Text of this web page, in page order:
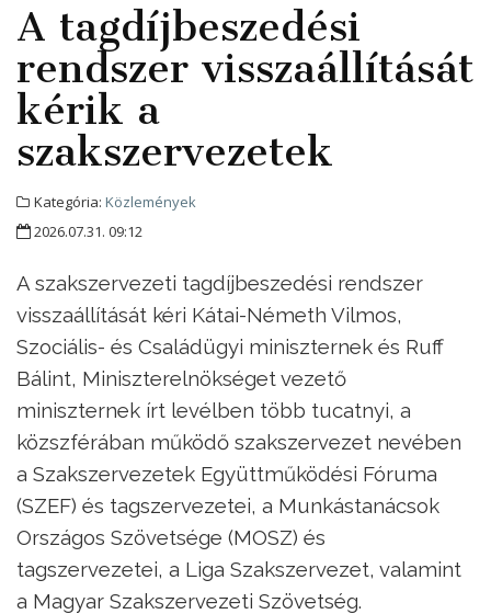
A tagdíjbeszedési
rendszer visszaállítását
kérik a
szakszervezetek
Kategória: Közlemények
2026.07.31. 09:12
A szakszervezeti tagdíjbeszedési rendszer
visszaállítását kéri Kátai-Németh Vilmos,
Szociális- és Családügyi miniszternek és Ruff
Bálint, Miniszterelnökséget vezető
miniszternek írt levélben több tucatnyi, a
közszférában működő szakszervezet nevében
a Szakszervezetek Együttműködési Fóruma
(SZEF) és tagszervezetei, a Munkástanácsok
Országos Szövetsége (MOSZ) és
tagszervezetei, a Liga Szakszervezet, valamint
a Magyar Szakszervezeti Szövetség.